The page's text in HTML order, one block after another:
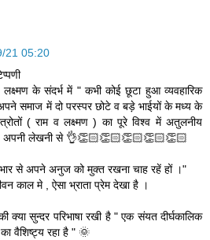
21 05:20
लक्ष्मण के संदर्भ में " कभी कोई छूटा हुआ व्यवहारिक
समाज में दो परस्पर छोटे व बड़े भाईयों के मध्य के
( राम व लक्ष्मण ) का पूरे विश्व में अतुलनीय
, अपनी लेखनी से 👌👏🏻👏🏻👏🏻👏🏻👏🏻
से अपने अनुज को मुक्त रखना चाह रहें हों ।"
काल मे , ऐसा भ्राता प्रेम देखा है ।
क्या सुन्दर परिभाषा रखी है " एक संयत दीर्घकालिक
का वैशिष्ट्य रहा है " 🌞